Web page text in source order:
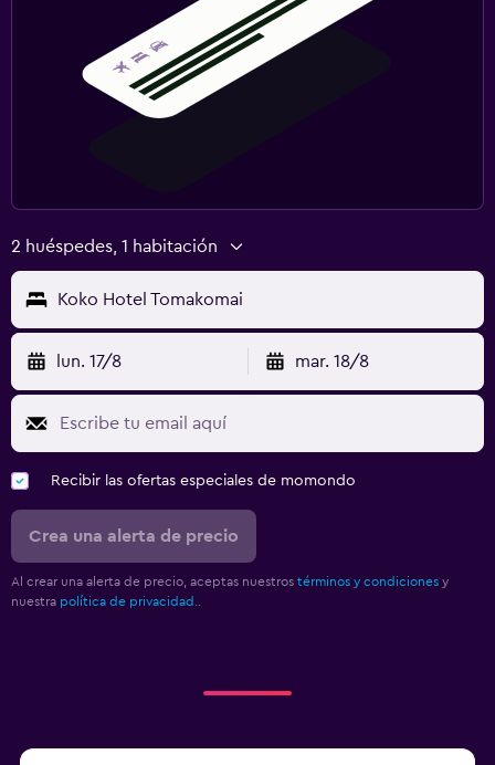
2 huéspedes, 1 habitación
Koko Hotel Tomakomai
lun. 17/8 mar. 18/8
Recibir las ofertas especiales de momondo
Crea una alerta de precio
Al crear una alerta de precio, aceptas nuestros términos y condiciones y
nuestra política de privacidad.